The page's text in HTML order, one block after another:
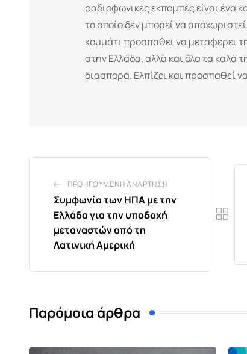
ραδιοφωνικές εκπομπές είναι ένα
το οποίο δεν μπορεί να
κομμάτι προσπαθεί να μεταφέρει
στην Ελλάδα, αλλά και όλα τα καλά
διασπορά. Ελπίζει και προσπαθεί
ΠΡΟΗΓΟΎΜΕΝΗ ΑΝΆΡΤΗΣΗ
Συμφωνία των ΗΠΑ με την
Ελλάδα για την υποδοχή
μεταναστών από τη
Λατινική Αμερική
Παρόμοια άρθρα